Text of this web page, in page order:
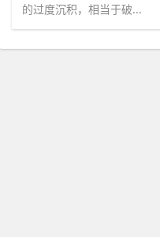
的过度沉积，相当于破...